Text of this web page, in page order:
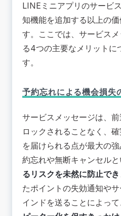
LINEミニアプリのサービ
知機能を追加する以上の
す。ここでは、サービス
る4つの主要なメリットに
す。
予約忘れによる機会損失
サービスメッセージは、
ロックされることなく、
を届けられる点が最大の
約忘れや無断キャンセルと
るリスクを未然に防止でき
たポイントの失効通知や
インドを送ることによって